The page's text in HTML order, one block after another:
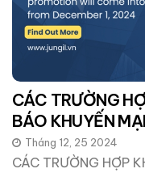
CÁC TRƯỜNG
BÁO KHUYẾN
Tháng 12, 25 2024
CÁC TRƯỜNG HỢP